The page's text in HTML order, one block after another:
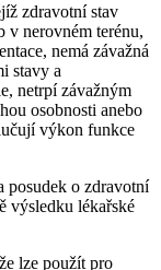
zdravotní stav
v nerovném terénu,
nemá závažná
stavy a
netrpí závažným
osobnosti anebo
výkon funkce
posudek o zdravotní
výsledku lékařské
lze použít pro